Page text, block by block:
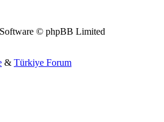
© phpBB Limited
& Türkiye Forum